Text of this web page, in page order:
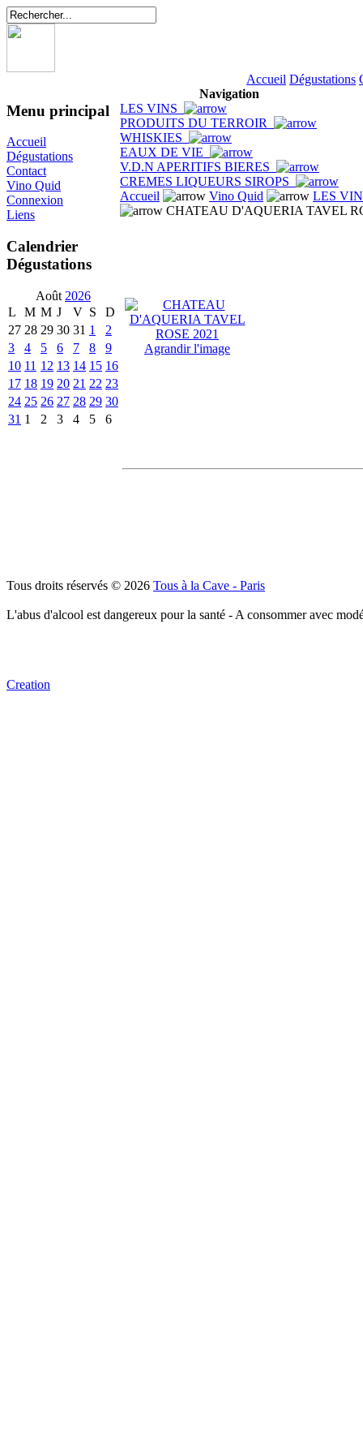
Accueil Dégustations
Menu principal
Accueil
Dégustations
Contact
Vino Quid
Connexion
Liens
Calendrier
Dégustations
Août 2026
L
M M J V S
D
27 28 29 30 31 1
2
3
4 5 6 7 8
9
10 11 12 13 14 15 16
17 18 19 20 21 22 23
24 25 26 27 28 29 30
31 1 2 3 4 5 6
Navigation
LES VINS
PRODUITS DU TERROIR
WHISKIES
EAUX DE VIE
V.D.N APERITIFS BIERES
CREMES LIQUEURS SIROPS
Accueil
Vino Quid
LES
CHATEAU D'AQUERIA TAVEL
Agrandir l'image
Tous droits réservés © 2026 Tous à la Cave - Paris
L'abus d'alcool est dangereux pour la santé - A consommer avec
Creation